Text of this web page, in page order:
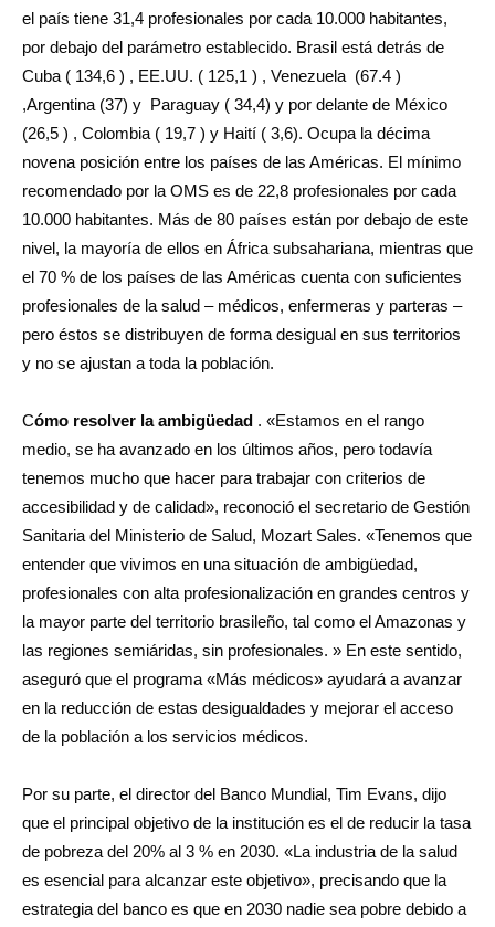
el país tiene 31,4 profesionales por cada 10.000 habitantes,
por debajo del parámetro establecido. Brasil está detrás de
Cuba ( 134,6 ) , EE.UU. ( 125,1 ) , Venezuela (67.4 )
,Argentina (37) y Paraguay ( 34,4) y por delante de México
(26,5 ) , Colombia ( 19,7 ) y Haití ( 3,6). Ocupa la décima
novena posición entre los países de las Américas. El mínimo
recomendado por la OMS es de 22,8 profesionales por cada
10.000 habitantes. Más de 80 países están por debajo de este
nivel, la mayoría de ellos en África subsahariana, mientras que
el 70 % de los países de las Américas cuenta con suficientes
profesionales de la salud – médicos, enfermeras y parteras –
pero éstos se distribuyen de forma desigual en sus territorios
y no se ajustan a toda la población.
Cómo resolver la ambigüedad . «Estamos en el rango
medio, se ha avanzado en los últimos años, pero todavía
tenemos mucho que hacer para trabajar con criterios de
accesibilidad y de calidad», reconoció el secretario de Gestión
Sanitaria del Ministerio de Salud, Mozart Sales. «Tenemos que
entender que vivimos en una situación de ambigüedad,
profesionales con alta profesionalización en grandes centros y
la mayor parte del territorio brasileño, tal como el Amazonas y
las regiones semiáridas, sin profesionales. » En este sentido,
aseguró que el programa «Más médicos» ayudará a avanzar
en la reducción de estas desigualdades y mejorar el acceso
de la población a los servicios médicos.
Por su parte, el director del Banco Mundial, Tim Evans, dijo
que el principal objetivo de la institución es el de reducir la tasa
de pobreza del 20% al 3 % en 2030. «La industria de la salud
es esencial para alcanzar este objetivo», precisando que la
estrategia del banco es que en 2030 nadie sea pobre debido a